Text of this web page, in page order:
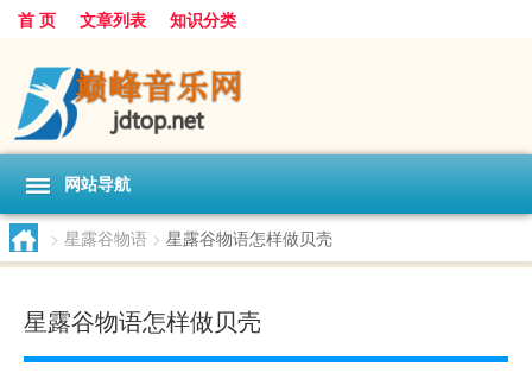
首 页 文章列表 知识分类
网站导航
> 星露谷物语 > 星露谷物语怎样做贝壳
星露谷物语怎样做贝壳